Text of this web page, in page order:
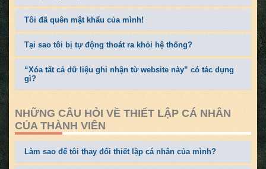
Tôi đã quên mật khẩu của mình!
Tại sao tôi bị tự động thoát ra khỏi hệ thống?
“Xóa tất cả dữ liệu ghi nhận từ website này” có tác dụng
gì?
NHỮNG CÂU HỎI VỀ THIẾT LẬP CÁ NHÂN
CỦA THÀNH VIÊN
Làm sao để tôi thay đổi thiết lập cá nhân của mình?